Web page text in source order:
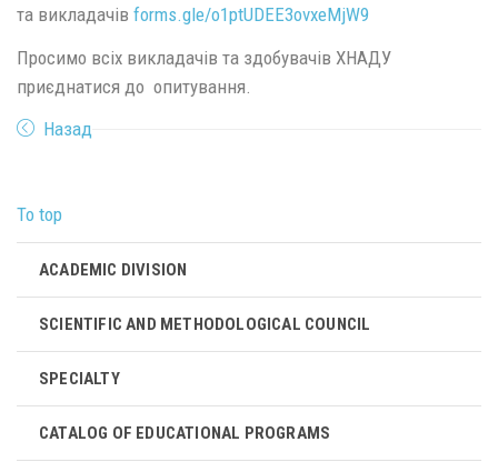
та викладачів forms.gle/o1ptUDEE3ovxeMjW9
Просимо всіх викладачів та здобувачів ХНАДУ
приєднатися до опитування.
Назад
To top
ACADEMIC DIVISION
SCIENTIFIC AND METHODOLOGICAL COUNCIL
SPECIALTY
CATALOG OF EDUCATIONAL PROGRAMS